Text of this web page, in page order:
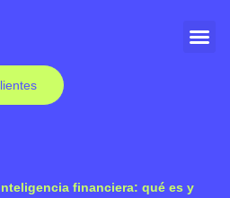
Inteligencia financiera: qué es y